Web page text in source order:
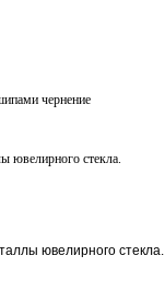
чернение
ювелирного стекла.
ювелирного стекла.